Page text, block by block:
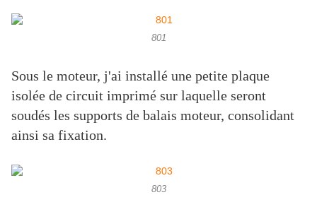
801
Sous le moteur, j'ai installé une petite plaque
isolée de circuit imprimé sur laquelle seront
soudés les supports de balais moteur, consolidant
ainsi sa fixation.
803